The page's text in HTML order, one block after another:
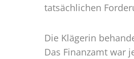
tatsächlichen
Die Klägerin
Das Finanzamt war